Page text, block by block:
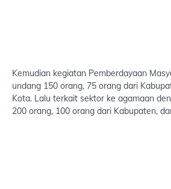
Kemudian kegiatan Pemberdayaan
undang 150 orang, 75 orang dari
Kota. Lalu terkait sektor ke agamaan
200 orang, 100 orang dari Kabupaten,